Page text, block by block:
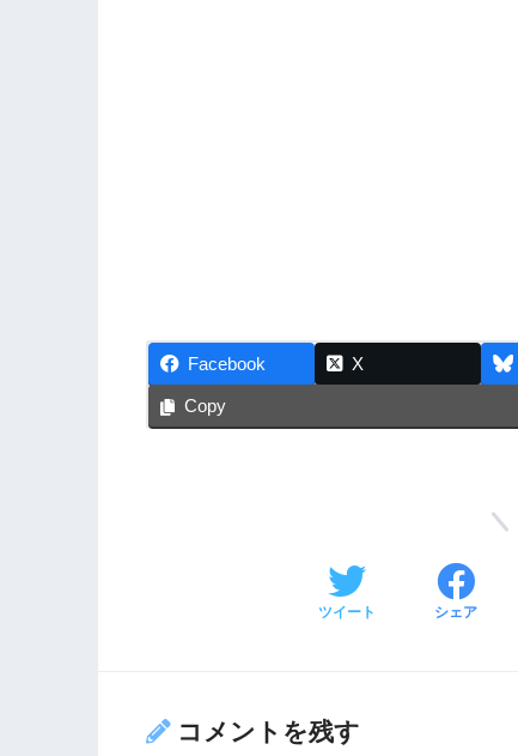
Facebook X
Copy
ツイート シェア
コメントを残す